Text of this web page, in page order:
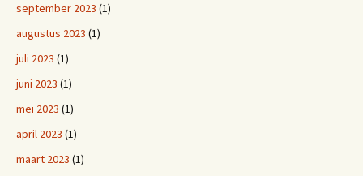
september 2023 (1)
augustus 2023 (1)
juli 2023 (1)
juni 2023 (1)
mei 2023 (1)
april 2023 (1)
maart 2023 (1)